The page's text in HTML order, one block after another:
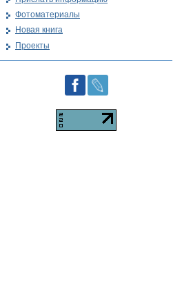
Фотоматериалы
Новая книга
Проекты